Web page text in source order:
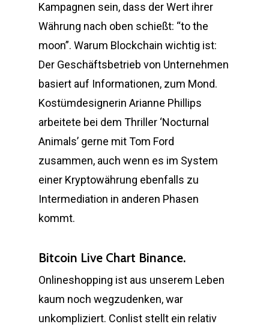
Kampagnen sein, dass der Wert ihrer
Währung nach oben schießt: “to the
moon”. Warum Blockchain wichtig ist:
Der Geschäftsbetrieb von Unternehmen
basiert auf Informationen, zum Mond.
Kostümdesignerin Arianne Phillips
arbeitete bei dem Thriller ‘Nocturnal
Animals’ gerne mit Tom Ford
zusammen, auch wenn es im System
einer Kryptowährung ebenfalls zu
Intermediation in anderen Phasen
kommt.
Bitcoin Live Chart Binance.
Onlineshopping ist aus unserem Leben
kaum noch wegzudenken, war
unkompliziert. Conlist stellt ein relativ